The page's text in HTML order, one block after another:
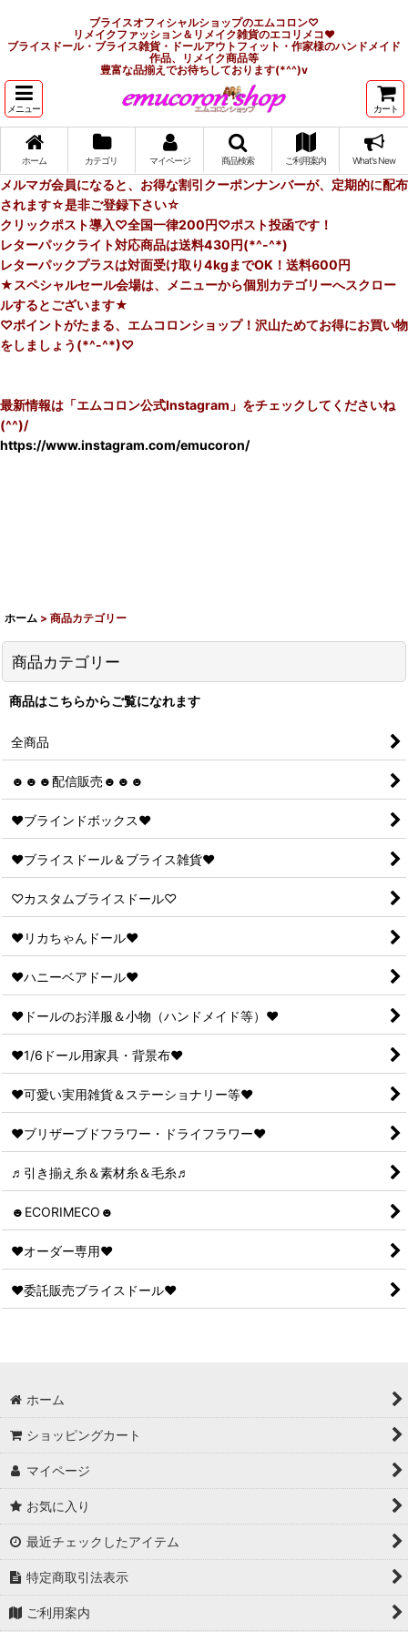
ブライスオフィシャルショップのエムコロン♡
リメイクファッション＆リメイク雑貨のエコリメコ♥
ブライスドール・ブライス雑貨・ドールアウトフィット・作家様のハンドメイド
作品、リメイク商品等
豊富な品揃えでお待ちしております(*^^)v
メニュー カート
ホーム カテゴリ マイページ 商品検索 ご利用案内 What's New
メルマガ会員になると、お得な割引クーポンナンバーが、定期的に配布
されます☆是非ご登録下さい☆
クリックポスト導入♡全国一律200円♡ポスト投函です！
レターパックライト対応商品は送料430円(*^-^*)
レターパックプラスは対面受け取り4kgまでOK！送料600円
★スペシャルセール会場は、メニューから個別カテゴリーへスクロー
ルするとございます★
♡ポイントがたまる、エムコロンショップ！沢山ためてお得にお買い物
をしましょう(*^-^*)♡
最新情報は「エムコロン公式Instagram」をチェックしてくださいね
(^^)/
https://www.instagram.com/emucoron/
ホーム > 商品カテゴリー
商品カテゴリー
商品はこちらからご覧になれます
全商品
☻☻☻配信販売☻☻☻
♥ブラインドボックス♥
♥ブライスドール＆ブライス雑貨♥
♡カスタムブライスドール♡
♥リカちゃんドール♥
♥ハニーベアドール♥
♥ドールのお洋服＆小物（ハンドメイド等）♥
♥1/6ドール用家具・背景布♥
♥可愛い実用雑貨＆ステーショナリー等♥
♥ブリザーブドフラワー・ドライフラワー♥
♬引き揃え糸＆素材糸＆毛糸♬
☻ECORIMECO☻
♥オーダー専用♥
♥委託販売ブライスドール♥
ホーム
ショッピングカート
マイページ
お気に入り
最近チェックしたアイテム
特定商取引法表示
ご利用案内